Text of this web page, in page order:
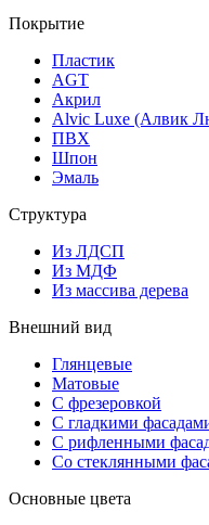
Покрытие
Пластик
AGT
Акрил
Alvic Luxe (Алвик
ПВХ
Шпон
Эмаль
Структура
Из ЛДСП
Из МДФ
Из массива дерева
Внешний вид
Глянцевые
Матовые
С фрезеровкой
С гладкими
С рифленными
Со стеклянными
Основные цвета